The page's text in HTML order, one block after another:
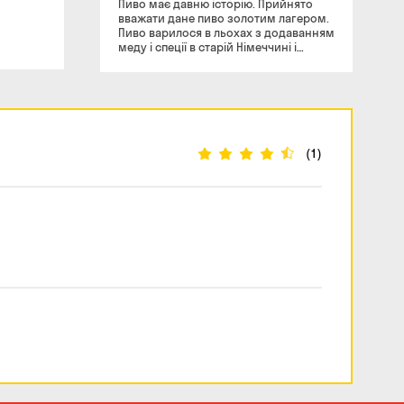
Пиво має давню історію. Прийнято
вважати дане пиво золотим лагером.
Пиво варилося в льохах з додаванням
меду і спеції в старій Німеччині і
Післясмак: М'яка хмельова гіркота,
збалансована і рівномірна в
(1)